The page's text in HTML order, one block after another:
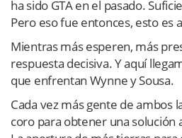
ha sido GTA en el pasado.
Pero eso fue entonces, esto es
Mientras más esperen, más
respuesta decisiva. Y aquí
que enfrentan Wynne y Sousa.
Cada vez más gente de ambos
coro para obtener una